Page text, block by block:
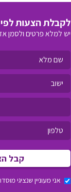
לקבלת הצעות לפי
יש למלא פרטים ולסמן
קבל
אני מעוניין שנציגי